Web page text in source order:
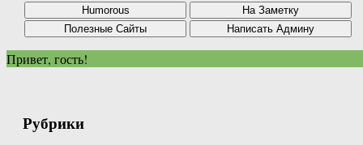
Привет, гость!
Рубрики